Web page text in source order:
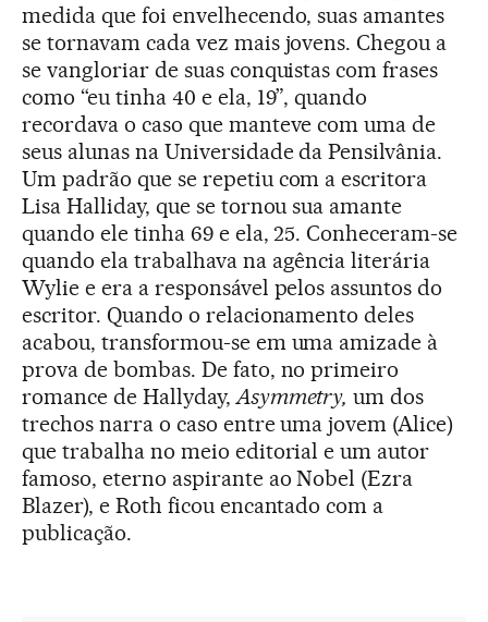
medida que foi envelhecendo, suas amantes
se tornavam cada vez mais jovens. Chegou a
se vangloriar de suas conquistas com frases
como “eu tinha 40 e ela, 19”, quando
recordava o caso que manteve com uma de
seus alunas na Universidade da Pensilvânia.
Um padrão que se repetiu com a escritora
Lisa Halliday, que se tornou sua amante
quando ele tinha 69 e ela, 25. Conheceram-se
quando ela trabalhava na agência literária
Wylie e era a responsável pelos assuntos do
escritor. Quando o relacionamento deles
acabou, transformou-se em uma amizade à
prova de bombas. De fato, no primeiro
romance de Hallyday, Asymmetry, um dos
trechos narra o caso entre uma jovem (Alice)
que trabalha no meio editorial e um autor
famoso, eterno aspirante ao Nobel (Ezra
Blazer), e Roth ficou encantado com a
publicação.